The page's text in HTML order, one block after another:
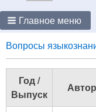
Главное меню
Breadcrumbs
You
are
here:
Вопросы
Год /
Выпуск